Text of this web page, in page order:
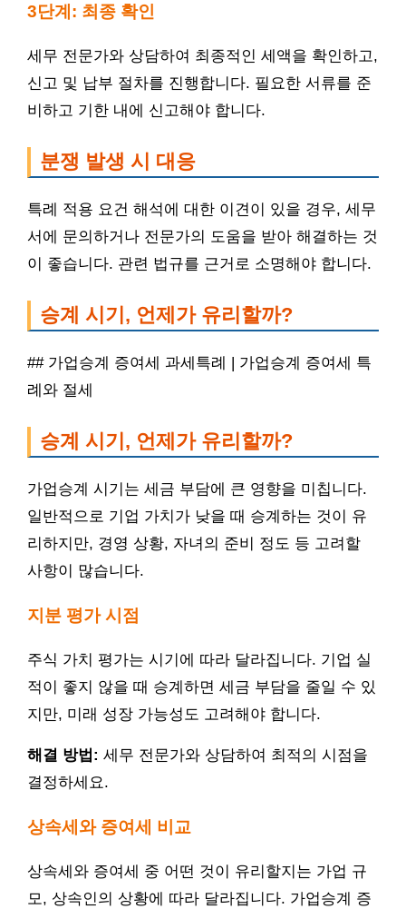
3단계: 최종 확인
세무 전문가와 상담하여 최종적인 세액을 확인하고,
신고 및 납부 절차를 진행합니다. 필요한 서류를 준
비하고 기한 내에 신고해야 합니다.
분쟁 발생 시 대응
특례 적용 요건 해석에 대한 이견이 있을 경우, 세무
서에 문의하거나 전문가의 도움을 받아 해결하는 것
이 좋습니다. 관련 법규를 근거로 소명해야 합니다.
승계 시기, 언제가 유리할까?
## 가업승계 증여세 과세특례 | 가업승계 증여세 특
례와 절세
승계 시기, 언제가 유리할까?
가업승계 시기는 세금 부담에 큰 영향을 미칩니다.
일반적으로 기업 가치가 낮을 때 승계하는 것이 유
리하지만, 경영 상황, 자녀의 준비 정도 등 고려할
사항이 많습니다.
지분 평가 시점
주식 가치 평가는 시기에 따라 달라집니다. 기업 실
적이 좋지 않을 때 승계하면 세금 부담을 줄일 수 있
지만, 미래 성장 가능성도 고려해야 합니다.
해결 방법: 세무 전문가와 상담하여 최적의 시점을
결정하세요.
상속세와 증여세 비교
상속세와 증여세 중 어떤 것이 유리할지는 가업 규
모, 상속인의 상황에 따라 달라집니다. 가업승계 증